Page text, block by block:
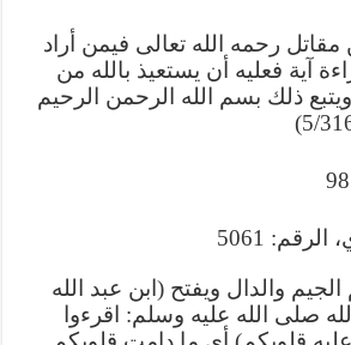
رحمه الله تعالى فيمن أراد
آية فعليه أن يستعيذ بالله من
ذلك بسم الله الرحمن الرحيم
5061
والدال ويفتح (ابن عبد الله
صلى الله عليه وسلم: اقرءوا